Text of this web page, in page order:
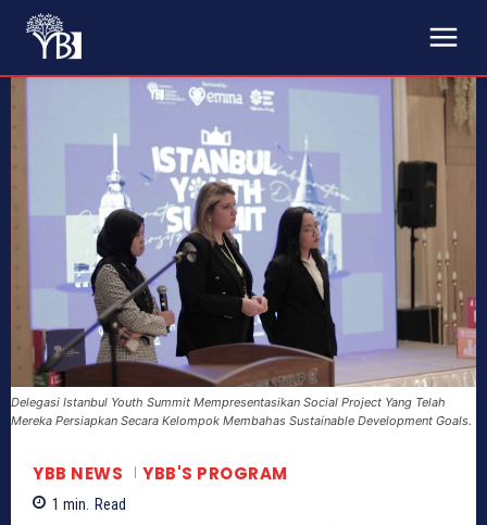
Delegasi Istanbul Youth Summit Mempresentasikan Social Project Yang Telah
Mereka Persiapkan Secara Kelompok Membahas Sustainable Development Goals.
YBB NEWS YBB'S PROGRAM
1 min. Read